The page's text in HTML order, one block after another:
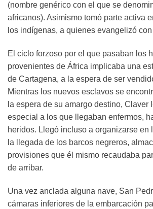
(nombre genérico con el que se
africanos). Asimismo tomó parte activa
los indígenas, a quienes evangelizó
El ciclo forzoso por el que pasaban los
provenientes de África implicaba una
de Cartagena, a la espera de ser
Mientras los nuevos esclavos se
la espera de su amargo destino, Claver
especial a los que llegaban enfermos,
heridos. Llegó incluso a organizarse en
la llegada de los barcos negreros,
provisiones que él mismo recaudaba
de arribar.
Una vez anclada alguna nave, San
cámaras inferiores de la embarcación